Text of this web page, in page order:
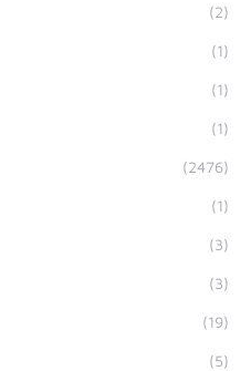
(2)
(1)
(1)
(1)
(2476)
(1)
(3)
(3)
(19)
(5)